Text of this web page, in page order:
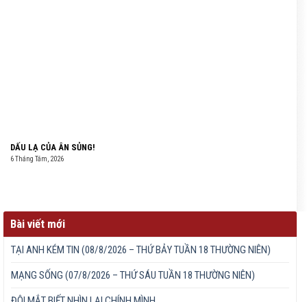
DẤU LẠ CỦA ÂN SỦNG!
6 Tháng Tám, 2026
Bài viết mới
TẠI ANH KÉM TIN (08/8/2026 – THỨ BẢY TUẦN 18 THƯỜNG NIÊN)
MẠNG SỐNG (07/8/2026 – THỨ SÁU TUẦN 18 THƯỜNG NIÊN)